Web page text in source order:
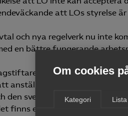
Om cookies
Kategori
att LOs styrelse
och nya regelverk nu inte
en bättre fungerande
som måste ta
anställa och att få ett jobb.
den svenska modellen än om
finns efter LOs beslut ingen